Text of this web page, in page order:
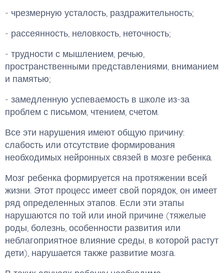
- чрезмерную усталость, раздражительность;
- рассеянность, неловкость, неточность;
- трудности с мышлением, речью,
пространственными представлениями, вниманием
и памятью;
- замедленную успеваемость в школе из-за
проблем с письмом, чтением, счетом.
Все эти нарушения имеют общую причину:
слабость или отсутствие формирования
необходимых нейронных связей в мозге ребенка.
Мозг ребенка формируется на протяжении всей
жизни. Этот процесс имеет свой порядок, он имеет
ряд определенных этапов. Если эти этапы
нарушаются по той или иной причине (тяжелые
роды, болезнь, особенности развития или
неблагоприятное влияние среды, в которой растут
дети), нарушается также развитие мозга.